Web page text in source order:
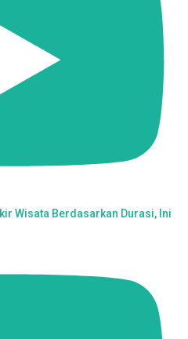
Wisata Berdasarkan Durasi, Ini